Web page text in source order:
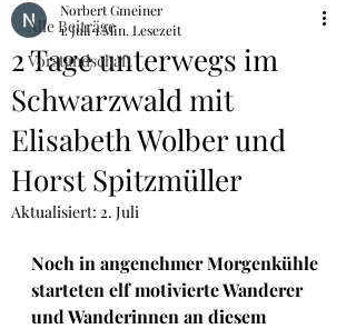
Alle Beiträge
Vorstandschaft
2 Tage unterwegs im
Schwarzwald mit
Elisabeth Wolber und
Horst Spitzmüller
Norbert Gmeiner
1. Juli1 Min. Lesezeit
Aktualisiert: 2. Juli
Noch in angenehmer Morgenkühle
starteten elf motivierte Wanderer
und Wanderinnen an diesem